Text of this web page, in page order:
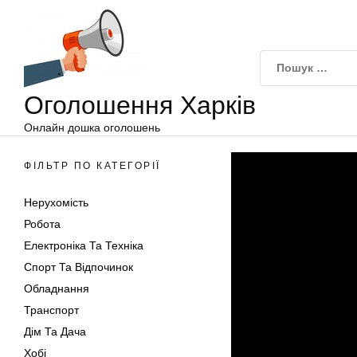
Оголошення Харків
Онлайн дошка оголошень
ФІЛЬТР ПО КАТЕГОРІЇ
Нерухомість
Робота
Електроніка Та Техніка
Спорт Та Відпочинок
Обладнання
Транспорт
Дім Та Дача
Хобі